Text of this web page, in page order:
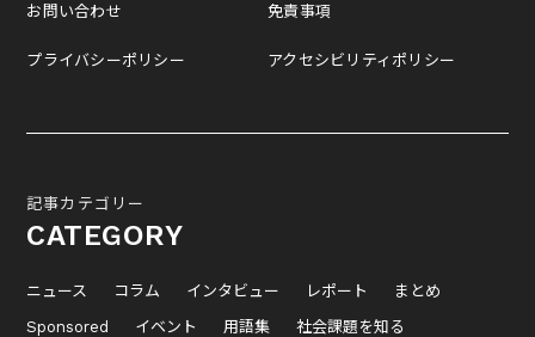
お問い合わせ
プライバシーポリシー
免責事項
アクセシビリティポリシー
記事カテゴリー
CATEGORY
ニュース コラム インタビュー レポート
まとめ
Sponsored
イベント 用語集 社会課題を知る